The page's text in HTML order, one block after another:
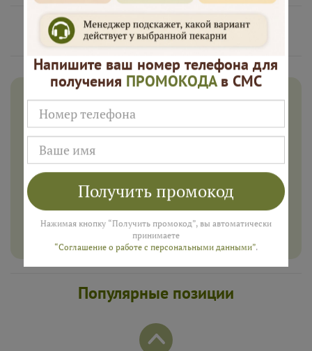
Русские Пироги это
Дарим 500 рублей на заказ в
августе!
Введите ваш номер телефона и мы пришлем промокод
ПОЛУЧИТЬ
Популярные позиции
Напишите ваш номер телефона для
получения ПРОМОКОДАв СМС
Получить промокод
Нажимая кнопку “Получить промокод”, вы автоматически
принимаете
“Соглашение о работе с персональными данными” .